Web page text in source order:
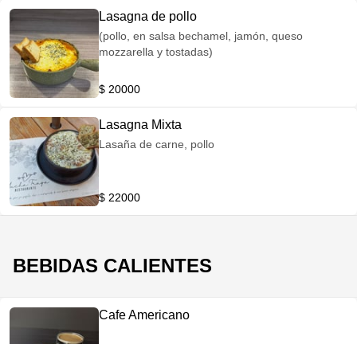
Lasagna de pollo
(pollo, en salsa bechamel, jamón, queso
mozzarella y tostadas)
$ 20000
Lasagna Mixta
Lasaña de carne, pollo
$ 22000
BEBIDAS CALIENTES
Cafe Americano